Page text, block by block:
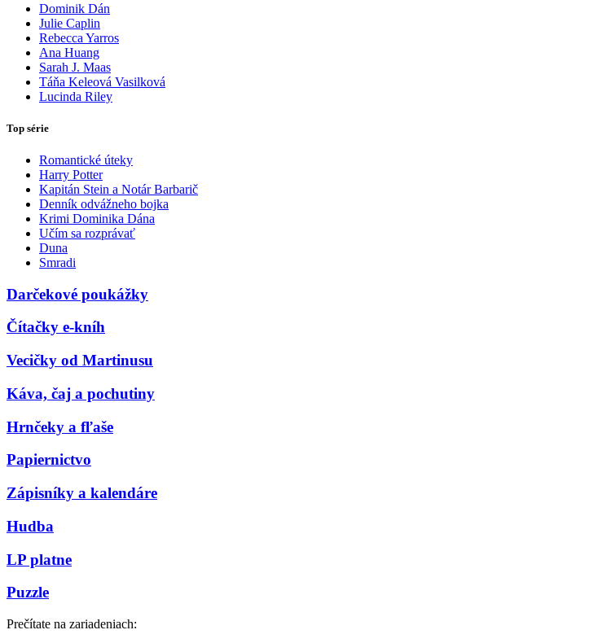
Dominik Dán
Julie Caplin
Rebecca Yarros
Ana Huang
Sarah J. Maas
Táňa Keleová Vasilková
Lucinda Riley
Top série
Romantické úteky
Harry Potter
Kapitán Stein a Notár Barbarič
Denník odvážneho bojka
Krimi Dominika Dána
Učím sa rozprávať
Duna
Smradi
Darčekové poukážky
Čítačky e-kníh
Vecičky od Martinusu
Káva, čaj a pochutiny
Hrnčeky a fľaše
Papiernictvo
Zápisníky a kalendáre
Hudba
LP platne
Puzzle
Prečítate na zariadeniach: